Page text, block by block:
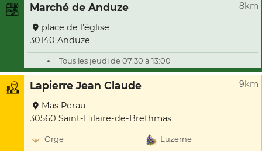
Marché de Anduze 8km
place de l'église
30140 Anduze
Tous les jeudi de 07:30 à 13:00
Lapierre Jean Claude 9km
Mas Perau
30560 Saint-Hilaire-de-Brethmas
Orge
Luzerne